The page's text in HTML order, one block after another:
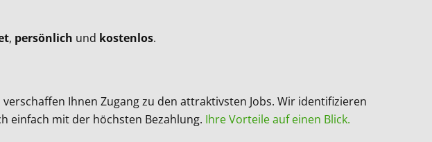
, persönlich und kostenlos.
Ihnen Zugang zu den attraktivsten Jobs. Wir identifizieren
einfach mit der höchsten Bezahlung. Ihre Vorteile auf einen Blick.